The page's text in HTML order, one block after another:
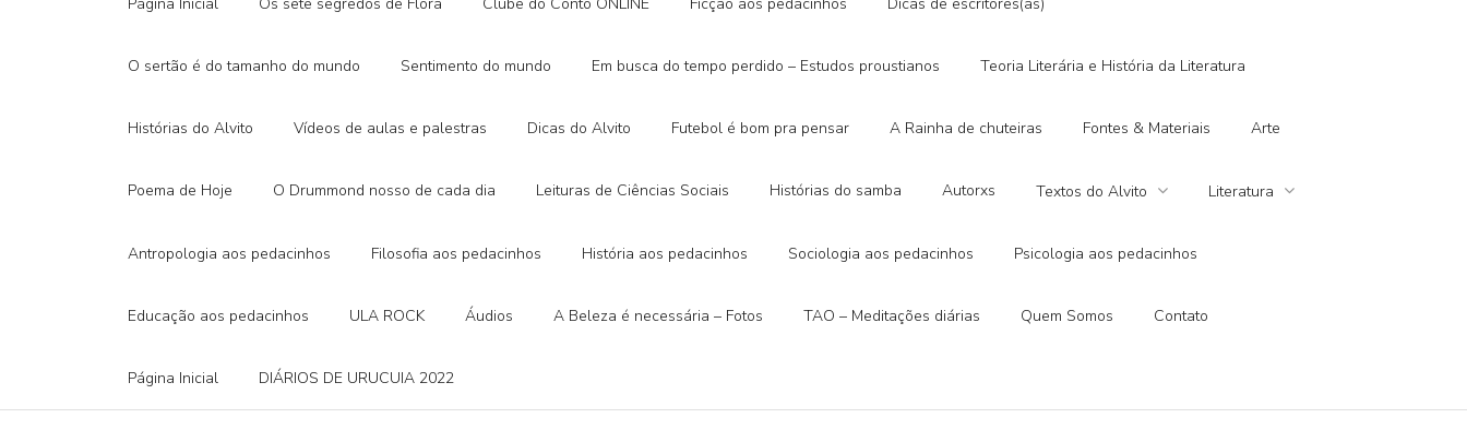
O sertão é do tamanho do mundo Sentimento do mundo Em busca do tempo perdido – Estudos proustianos Teoria Literária e História da Literatura
Histórias do Alvito Vídeos de aulas e palestras Dicas do Alvito Futebol é bom pra pensar A Rainha de chuteiras Fontes & Materiais Arte
Poema de Hoje O Drummond nosso de cada dia Leituras de Ciências Sociais Histórias do samba Autorxs Textos do Alvito Literatura
Antropologia aos pedacinhos Filosofia aos pedacinhos História aos pedacinhos Sociologia aos pedacinhos Psicologia aos pedacinhos
Educação aos pedacinhos ULA ROCK Áudios A Beleza é necessária – Fotos TAO – Meditações diárias Quem Somos Contato
Página Inicial DIÁRIOS DE URUCUIA 2022